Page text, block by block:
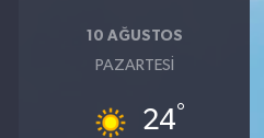
10 AĞUSTOS
PAZARTESI
24°